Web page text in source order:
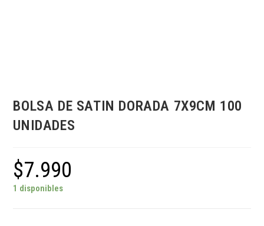
BOLSA DE SATIN DORADA 7X9CM 100
UNIDADES
$7.990
1 disponibles